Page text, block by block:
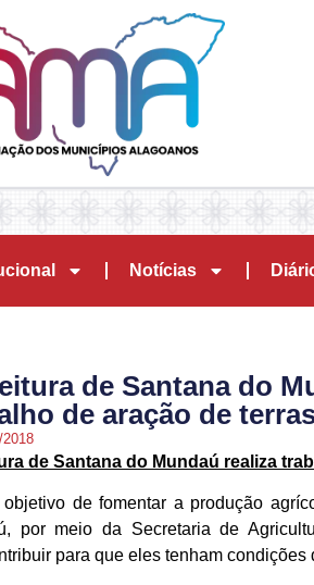
Notícias
de Santana do
de aração de
de Santana do Mundaú realiza
de fomentar a produção
por meio da Secretaria de
para que eles tenham